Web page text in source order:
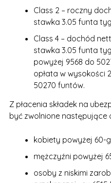
Class 2 – roczny
stawka 3.05 funta
Class 4 – dochód
stawka 3.05 funta
powyżej 9568 do
opłata w wysokości
50270 funtów.
Z płacenia składek na
być zwolnione następujące
kobiety powyżej 60-
mężczyźni powyżej
osoby z niskimi